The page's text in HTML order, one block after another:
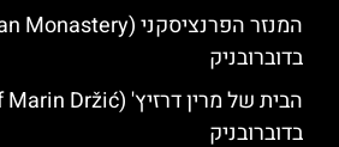
בדוברובניק
בדוברובניק